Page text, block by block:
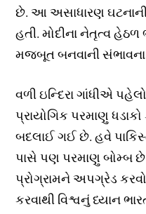
છે. આ અસાધારણ ઘટનાની
હતી. મોદીના નેતૃત્વ
મજબૂત બનવાની
વળી ઇન્દિરા ગાંધીએ
પ્રાયોગિક પરમાણુ
બદલાઈ ગઈ છે. હવે
પાસે પણ પરમાણુ બોમ્બ
પ્રોગ્રામને અપગ્રેડ
કરવાથી વિશ્વનું ધ્યાન